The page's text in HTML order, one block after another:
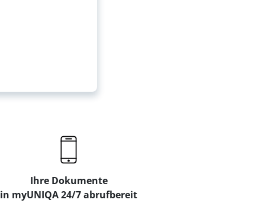
Ihre Dokumente
in myUNIQA 24/7 abrufbereit